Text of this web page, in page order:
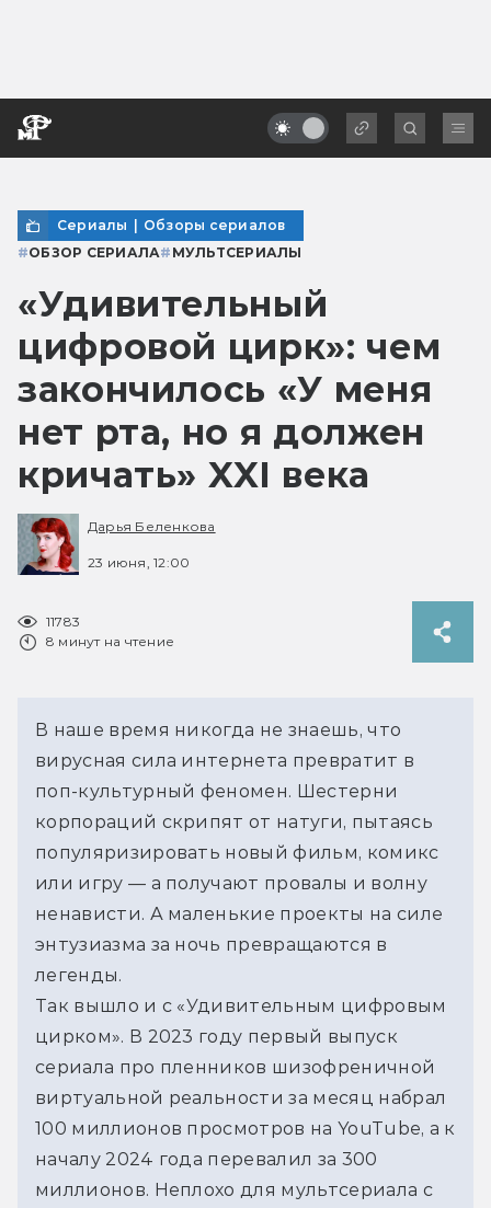
Сериалы | Обзоры сериалов
#ОБЗОР СЕРИАЛА# МУЛЬТСЕРИАЛЫ
«Удивительный
цифровой цирк»: чем
закончилось «У меня
нет рта, но я должен
кричать» XXI века
Дарья Беленкова
23 июня, 12:00
11783
8 минут на чтение
В наше время никогда не знаешь, что
вирусная сила интернета превратит в
поп-культурный феномен. Шестерни
корпораций скрипят от натуги, пытаясь
популяризировать новый фильм, комикс
или игру — а получают провалы и волну
ненависти. А маленькие проекты на силе
энтузиазма за ночь превращаются в
легенды.
Так вышло и с «Удивительным цифровым
цирком». В 2023 году первый выпуск
сериала про пленников шизофреничной
виртуальной реальности за месяц набрал
100 миллионов просмотров на YouTube, а к
началу 2024 года перевалил за 300
миллионов. Неплохо для мультсериала с